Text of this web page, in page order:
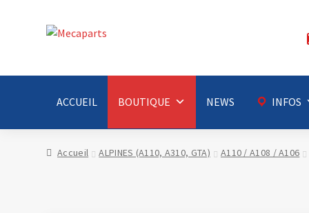
Aller
Aller
ACCUEIL BOUTIQUE NEWS INFOS
Accueil ALPINES (A110, A310, GTA) A110 / A108 / A106